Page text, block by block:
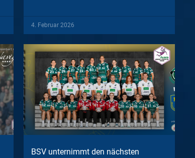
4. Februar 2026
BSV unternimmt den nächsten